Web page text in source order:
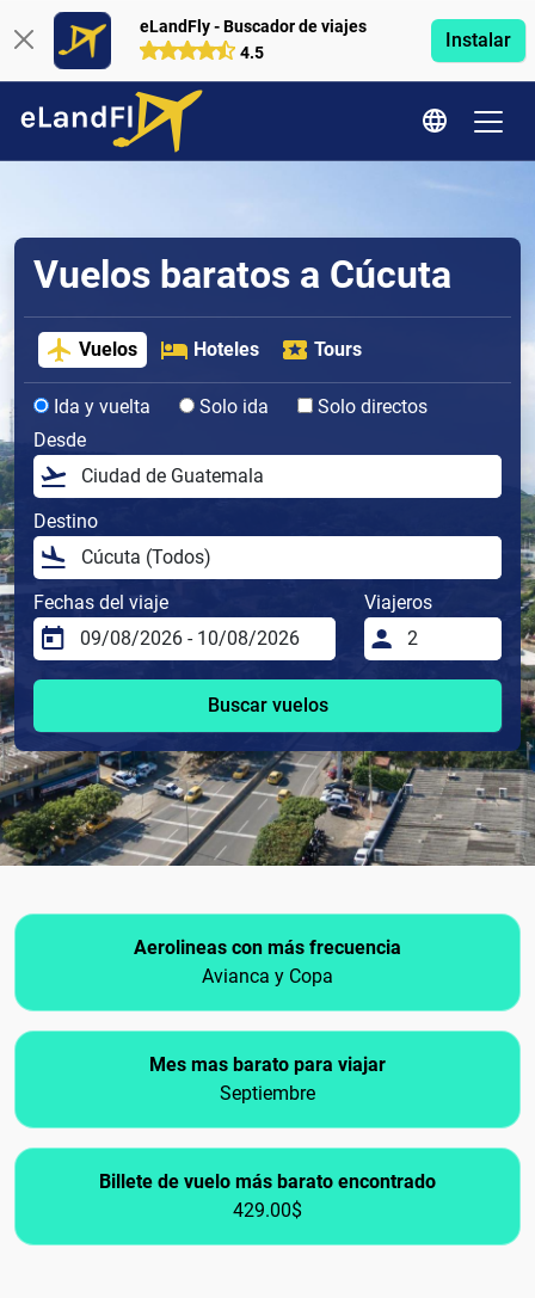
eLandFly - Buscador de viajes
4.5
Instalar
Vuelos baratos a Cúcuta
Vuelos Hoteles Tours
Ida y vuelta Solo ida
Solo directos
Desde
Destino
Fechas del viaje Viajeros
Buscar vuelos
Aerolineas con más frecuencia
Avianca y Copa
Mes mas barato para viajar
Septiembre
Billete de vuelo más barato encontrado
429.00$